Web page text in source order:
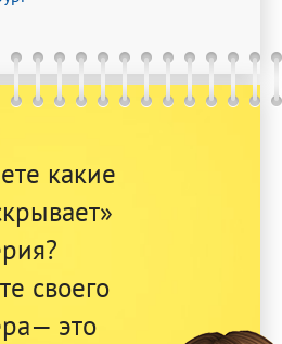
какие
своего
это